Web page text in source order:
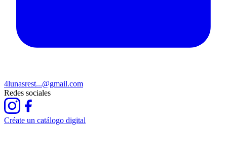
4lunasrest...@gmail.com
Redes sociales
Créate un catálogo digital